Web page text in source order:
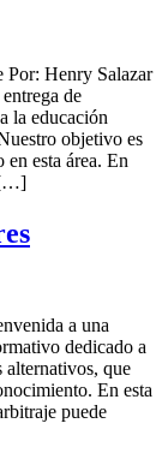
Por: Henry Salazar
de
la educación
objetivo es
esta área. En
[…]
a una
dedicado a
alternativos, que
En esta
puede